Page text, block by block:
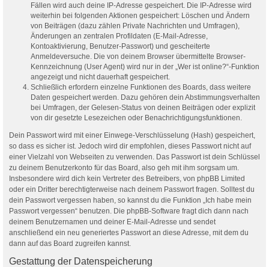
Fällen wird auch deine IP-Adresse gespeichert. Die IP-Adresse wird
weiterhin bei folgenden Aktionen gespeichert: Löschen und Ändern
von Beiträgen (dazu zählen Private Nachrichten und Umfragen),
Änderungen an zentralen Profildaten (E-Mail-Adresse,
Kontoaktivierung, Benutzer-Passwort) und gescheiterte
Anmeldeversuche. Die von deinem Browser übermittelte Browser-
Kennzeichnung (User Agent) wird nur in der „Wer ist online?“-Funktion
angezeigt und nicht dauerhaft gespeichert.
Schließlich erfordern einzelne Funktionen des Boards, dass weitere
Daten gespeichert werden. Dazu gehören dein Abstimmungsverhalten
bei Umfragen, der Gelesen-Status von deinen Beiträgen oder explizit
von dir gesetzte Lesezeichen oder Benachrichtigungsfunktionen.
Dein Passwort wird mit einer Einwege-Verschlüsselung (Hash) gespeichert,
so dass es sicher ist. Jedoch wird dir empfohlen, dieses Passwort nicht auf
einer Vielzahl von Webseiten zu verwenden. Das Passwort ist dein Schlüssel
zu deinem Benutzerkonto für das Board, also geh mit ihm sorgsam um.
Insbesondere wird dich kein Vertreter des Betreibers, von phpBB Limited
oder ein Dritter berechtigterweise nach deinem Passwort fragen. Solltest du
dein Passwort vergessen haben, so kannst du die Funktion „Ich habe mein
Passwort vergessen“ benutzen. Die phpBB-Software fragt dich dann nach
deinem Benutzernamen und deiner E-Mail-Adresse und sendet
anschließend ein neu generiertes Passwort an diese Adresse, mit dem du
dann auf das Board zugreifen kannst.
Gestattung der Datenspeicherung